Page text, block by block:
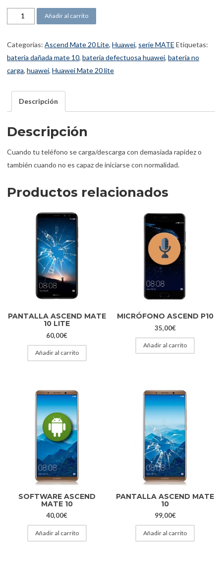
Batería Ascend Mate 20 lite cantidad
Añadir al carrito
Categorías: Ascend Mate 20 Lite, Huawei, serie MATE Etiquetas:
bateria dañada mate 10, bateria defectuosa huawei, batería no
carga, huawei, Huawei Mate 20 lite
Descripción
Descripción
Cuando tu teléfono se carga/descarga con demasiada rapidez o
también cuando no es capaz de iniciarse con normalidad.
Productos relacionados
PANTALLA ASCEND MATE
10 LITE
60,00€
Añadir al carrito
MICRÓFONO ASCEND P10
35,00€
Añadir al carrito
SOFTWARE ASCEND
MATE 10
40,00€
Añadir al carrito
PANTALLA ASCEND MATE
10
99,00€
Añadir al carrito